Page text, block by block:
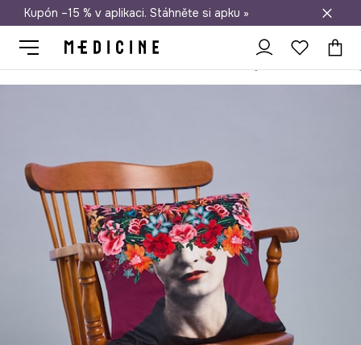
Doprava zdarma při nákupu nad 1 200 Kč
Kupón –15 % v aplikaci. Stáhněte si apku »